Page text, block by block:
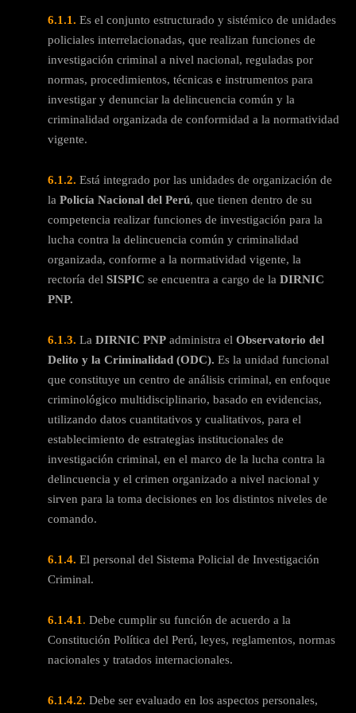
6.1.1. Es el conjunto estructurado y sistémico de unidades
policiales interrelacionadas, que realizan funciones de
investigación criminal a nivel nacional, reguladas por
normas, procedimientos, técnicas e instrumentos para
investigar y denunciar la delincuencia común y la
criminalidad organizada de conformidad a la normatividad
vigente.
6.1.2. Está integrado por las unidades de organización de
la Policía Nacional del Perú, que tienen dentro de su
competencia realizar funciones de investigación para la
lucha contra la delincuencia común y criminalidad
organizada, conforme a la normatividad vigente, la
rectoría del SISPIC se encuentra a cargo de la DIRNIC
PNP.
6.1.3. La DIRNIC PNP administra el Observatorio del
Delito y la Criminalidad (ODC). Es la unidad funcional
que constituye un centro de análisis criminal, en enfoque
criminológico multidisciplinario, basado en evidencias,
utilizando datos cuantitativos y cualitativos, para el
establecimiento de estrategias institucionales de
investigación criminal, en el marco de la lucha contra la
delincuencia y el crimen organizado a nivel nacional y
sirven para la toma decisiones en los distintos niveles de
comando.
6.1.4. El personal del Sistema Policial de Investigación
Criminal.
6.1.4.1. Debe cumplir su función de acuerdo a la
Constitución Política del Perú, leyes, reglamentos, normas
nacionales y tratados internacionales.
6.1.4.2. Debe ser evaluado en los aspectos personales,